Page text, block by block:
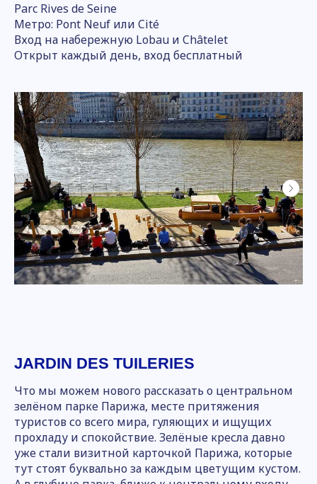
Parc Rives de Seine
Метро: Pont Neuf или Cité
Вход на набережную Lobau и Châtelet
Открыт каждый день, вход бесплатный
JARDIN DES TUILERIES
Что мы можем нового рассказать о центральном
зелёном парке Парижа, месте притяжения
туристов со всего мира, гуляющих и ищущих
прохладу и спокойствие. Зелёные кресла давно
уже стали визитной карточкой Парижа, которые
тут стоят буквально за каждым цветущим кустом.